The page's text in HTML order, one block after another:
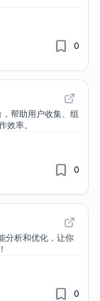
0
帮助用户收集、组
效率。
0
分析和优化，让你
0